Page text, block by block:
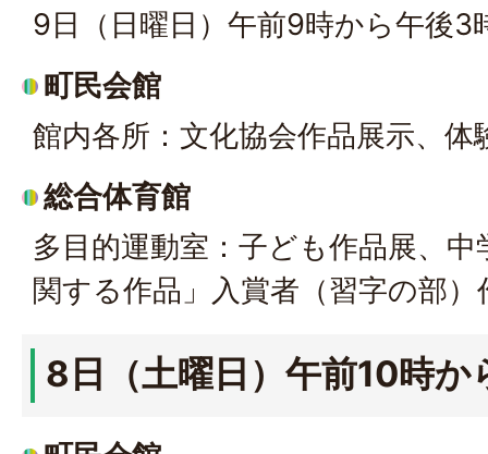
9日（日曜日）午前9時から午後3
町民会館
館内各所：文化協会作品展示、体
総合体育館
多目的運動室：子ども作品展、
関する作品」入賞者（習字の部）
8日（土曜日）午前10時か